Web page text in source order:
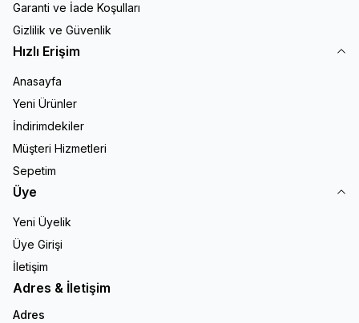
Garanti ve İade Koşulları
Gizlilik ve Güvenlik
Hızlı Erişim
Anasayfa
Yeni Ürünler
İndirimdekiler
Müşteri Hizmetleri
Sepetim
Üye
Yeni Üyelik
Üye Girişi
İletişim
Adres & İletişim
Adres